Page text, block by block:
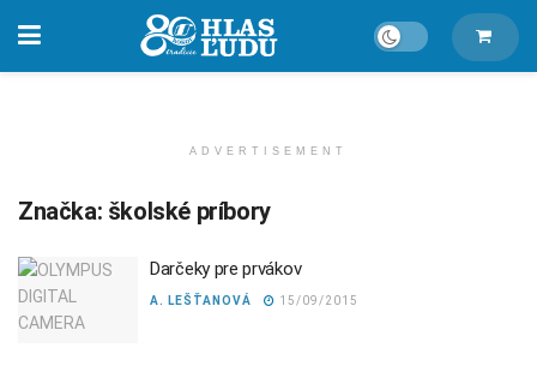
ADVERTISEMENT
Značka: školské príbory
Darčeky pre prvákov
A. LEŠŤANOVÁ 15/09/2015